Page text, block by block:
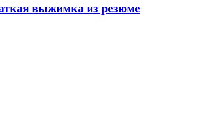
выжимка из резюме